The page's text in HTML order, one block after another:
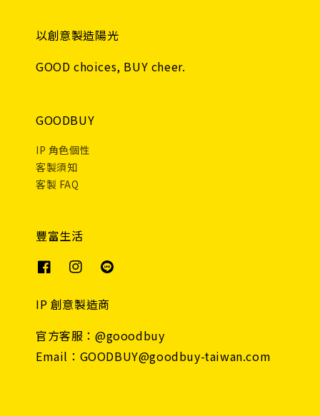
以創意製造陽光
GOOD choices, BUY cheer.
GOODBUY
IP 角色個性
客製須知
客製 FAQ
豐富生活
IP 創意製造商
官方客服：@gooodbuy
Email：GOODBUY@goodbuy-taiwan.com